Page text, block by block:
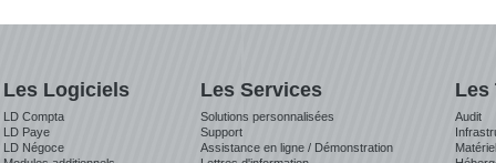
Les Logiciels
LD Compta
LD Paye
LD Négoce
Les Services
Solutions personnalisées
Support
Assistance en ligne / Démonstration
Les
Audit